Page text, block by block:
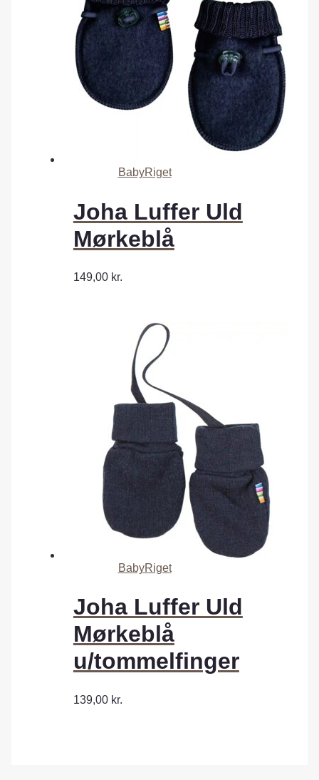
BabyRiget
Joha Luffer Uld
Mørkeblå
149,00 kr.
BabyRiget
Joha Luffer Uld
Mørkeblå
u/tommelfinger
139,00 kr.